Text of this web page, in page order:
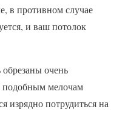
в противном случае
и ваш потолок
очень
подобным мелочам
изрядно потрудиться на